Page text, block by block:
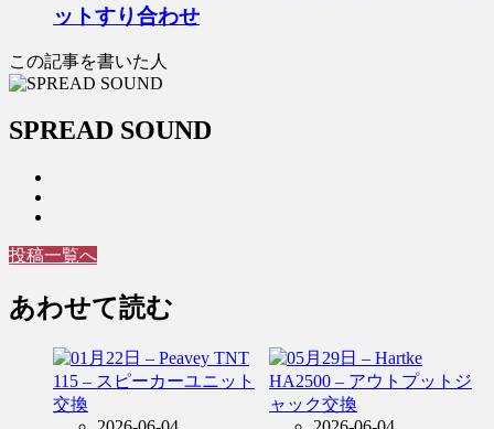
ットすり合わせ
この記事を書いた人
SPREAD SOUND
投稿一覧へ
あわせて読む